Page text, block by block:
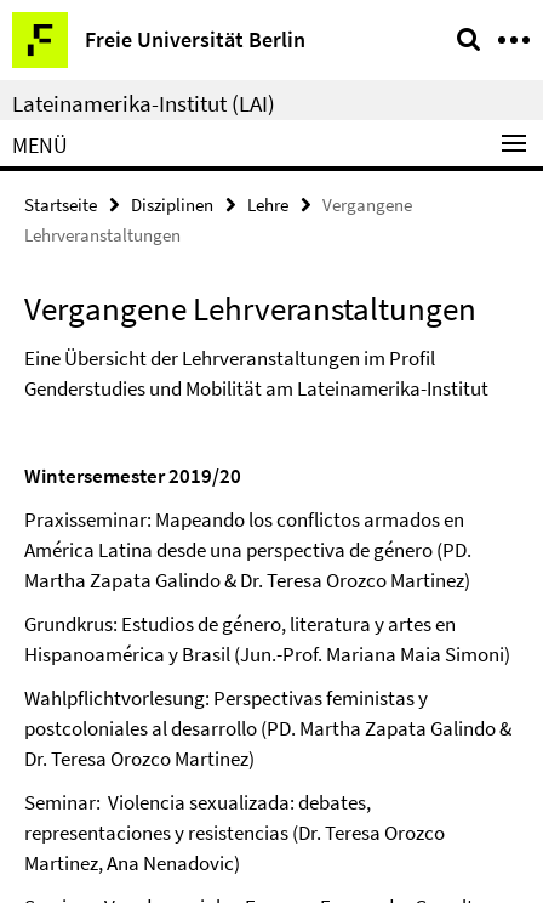
Springe
direkt
zu
Inhalt
Freie Universität Berlin
Service-
Navigation
Lateinamerika-Institut (LAI)
MENÜ
Startseite Disziplinen Lehre
Vergangene
Lehrveranstaltungen
Vergangene Lehrveranstaltungen
Eine Übersicht der Lehrveranstaltungen im Profil
Genderstudies und Mobilität am Lateinamerika-Institut
Wintersemester 2019/20
Praxisseminar: Mapeando los conflictos armados en
América Latina desde una perspectiva de género (PD.
Martha Zapata Galindo & Dr. Teresa Orozco Martinez)
Grundkrus: Estudios de género, literatura y artes en
Hispanoamérica y Brasil (Jun.-Prof. Mariana Maia Simoni)
Wahlpflichtvorlesung: Perspectivas feministas y
postcoloniales al desarrollo (PD. Martha Zapata Galindo &
Dr. Teresa Orozco Martinez)
Seminar: Violencia sexualizada: debates,
representaciones y resistencias (Dr. Teresa Orozco
Martinez, Ana Nenadovic)